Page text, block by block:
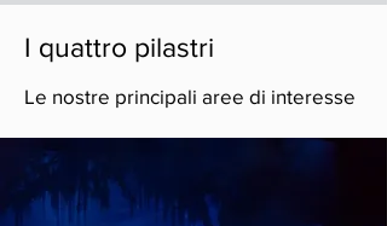
I quattro pilastri
Le nostre principali aree di interesse